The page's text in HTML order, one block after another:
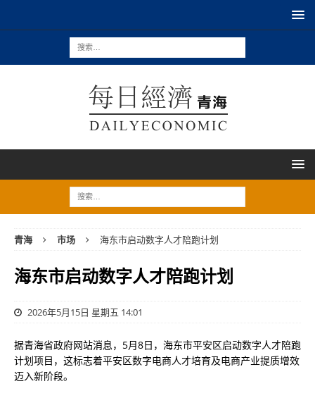
青海 市场 海东市启动数字人才陪跑计划
海东市启动数字人才陪跑计划
2026年5月15日 星期五 14:01
据青海省政府网站消息，5月8日，海东市平安区启动数字人才陪跑
计划项目，这标志着平安区数字电商人才培育及电商产业提质增效
迈入新阶段。